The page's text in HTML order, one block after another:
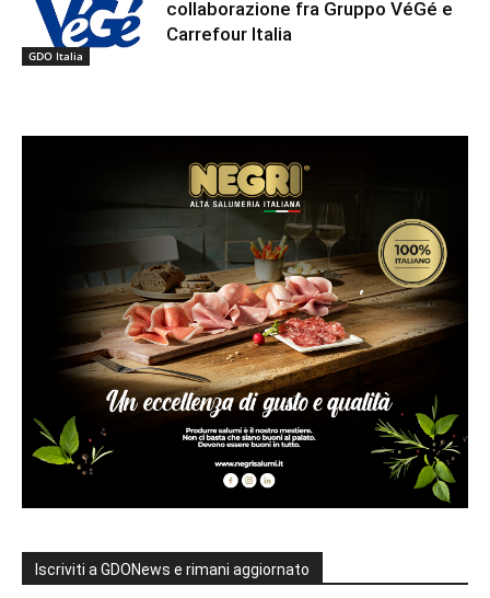
GDO Italia
collaborazione fra Gruppo VéGé e
Carrefour Italia
Iscriviti a GDONews e rimani aggiornato